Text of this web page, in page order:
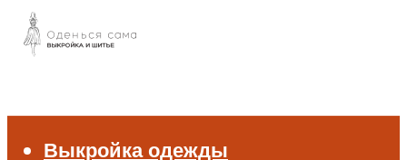
Выкройка одежды